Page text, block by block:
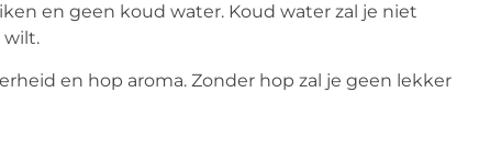
en geen koud water. Koud water zal je niet
wilt.
en hop aroma. Zonder hop zal je geen lekker